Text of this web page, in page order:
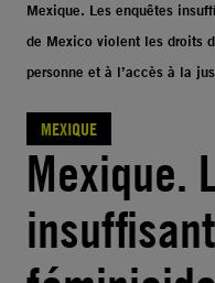
Mexique. Les enquêtes
de Mexico violent les droits
personne et à l’accès à la
MEXIQUE
Mexique.